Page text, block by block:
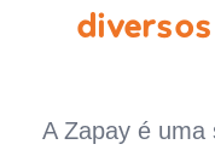
A Zapay é uma